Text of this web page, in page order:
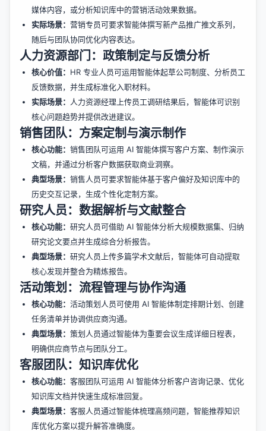
媒体内容，或分析知识库中的营销活动效果数据。
实际场景： 营销专员可要求智能体撰写新产品推广推文系列，
随后与团队协同优化内容表达。
人力资源部门：政策制定与反馈分析
核心价值： HR 专业人员可运用智能体起草公司制度、分析员工
反馈数据，并生成标准化入职材料。
实际场景：
人力资源经理上传员工调研结果后，智能体可识别
核心问题趋势并提供改进建议。
销售团队：方案定制与演示制作
核心功能： 销售团队可运用 AI 智能体撰写客户方案、制作演示
文稿，并通过分析客户数据获取商业洞察。
典型场景： 销售人员可要求智能体基于客户偏好及知识库中的
历史交互记录，生成个性化定制方案。
研究人员：数据解析与文献整合
核心功能： 研究人员可借助 AI 智能体分析大规模数据集、归纳
研究论文要点并生成综合分析报告。
典型场景： 研究人员上传多篇学术文献后，智能体可自动提取
核心发现并整合为精炼报告。
活动策划：流程管理与协作沟通
核心功能： 活动策划人员可使用 AI 智能体制定排期计划、创建
任务清单并协调供应商沟通。
典型场景： 策划人员通过智能体为重要会议生成详细日程表，
明确供应商节点与团队分工。
客服团队：知识库优化
核心功能： 客服团队可运用 AI 智能体分析客户咨询记录、优化
知识库文档并快速生成标准回复。
典型场景： 客服人员通过智能体梳理高频问题，智能推荐知识
库优化方案以提升解答准确度。